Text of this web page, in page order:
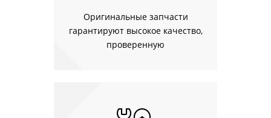
Оригинальные запчасти
гарантируют высокое качество,
проверенную